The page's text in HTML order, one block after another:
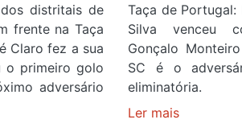
distritais de
frente na Taça
Claro fez a sua
o primeiro golo
adversário
Taça de Portugal:
Silva venceu
Gonçalo
SC é o
eliminatória.
Ler maissobre